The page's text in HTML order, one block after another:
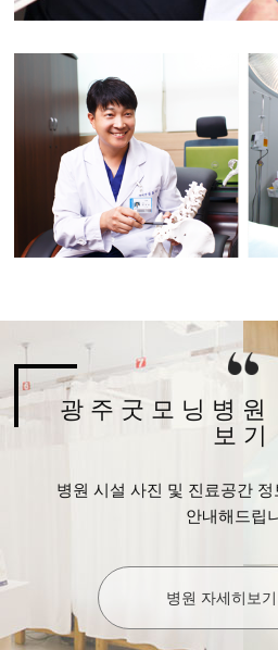
광주굿모닝병원
보기
병원 시설 사진 및 진료공간
안내해드립
병원 자세히보기